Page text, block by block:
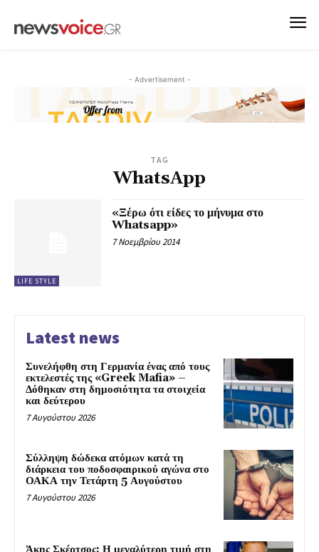
- Advertisement -
TAG
WhatsApp
LIFE STYLE
«Ξέρω ότι είδες το μήνυμα στο
Whatsapp»
7 Νοεμβρίου 2014
Latest news
Συνελήφθη στη Γερμανία ένας από τους
εκτελεστές της «Greek Mafia» –
Δόθηκαν στη δημοσιότητα τα στοιχεία
και δεύτερου
7 Αυγούστου 2026
Σύλληψη δώδεκα ατόμων κατά τη
διάρκεια του ποδοσφαιρικού αγώνα στο
ΟΑΚΑ την Τετάρτη 5 Αυγούστου
7 Αυγούστου 2026